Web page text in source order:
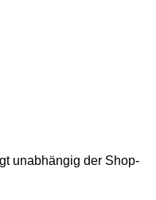
unabhängig der Shop-